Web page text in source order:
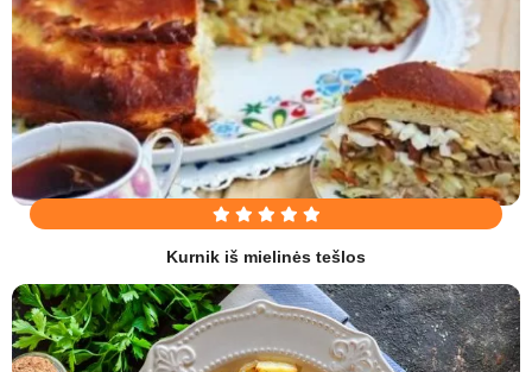
Kurnik iš mielinės tešlos